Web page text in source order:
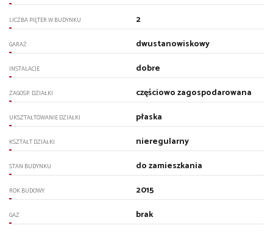
LICZBA PIĘTER W BUDYNKU 2
GARAŻ dwustanowiskowy
INSTALACJE dobre
ZAGOSP. DZIAŁKI częściowo zagospodarowana
UKSZTAŁTOWANIE DZIAŁKI płaska
KSZTAŁT DZIAŁKI nieregularny
STAN BUDYNKU do zamieszkania
ROK BUDOWY 2015
GAZ brak